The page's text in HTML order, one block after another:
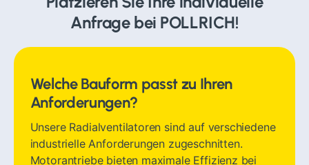
Anfrage bei POLLRICH!
Welche Bauform passt zu Ihren
Anforderungen?
Unsere Radialventilatoren sind auf verschiedene
industrielle Anforderungen zugeschnitten.
Motorantriebe bieten maximale Effizienz bei